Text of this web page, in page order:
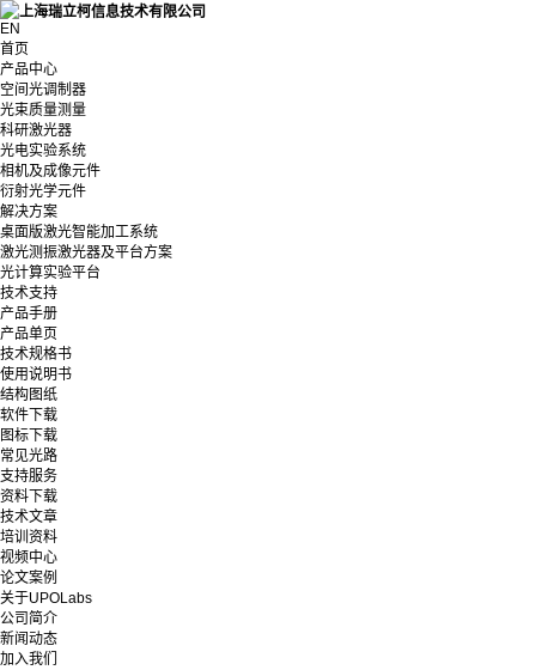
EN
首页
产品中心
空间光调制器
光束质量测量
科研激光器
光电实验系统
相机及成像元件
衍射光学元件
解决方案
桌面版激光智能加工系统
激光测振激光器及平台方案
光计算实验平台
技术支持
产品手册
产品单页
技术规格书
使用说明书
结构图纸
软件下载
图标下载
常见光路
支持服务
资料下载
技术文章
培训资料
视频中心
论文案例
关于UPOLabs
公司简介
新闻动态
加入我们